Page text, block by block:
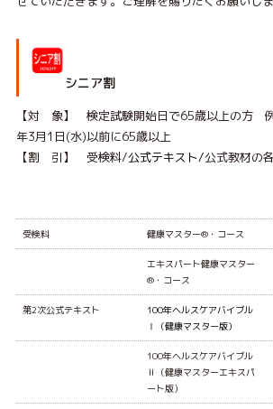
シニア割
【対 象】 検定試験開始日で65歳以上の方
年3月1日(水)以前に65歳以上
【割 引】 受検料/公式テキスト/公式教材の
受検料 健康マスター®・コース
エキスパート健康マスター
®・コース
第2次公式テキスト
100年ヘルスケアバイブル
Ⅰ（健康マスター版）
100年ヘルスケアバイブル
Ⅱ（健康マスターエキスパ
ート版）